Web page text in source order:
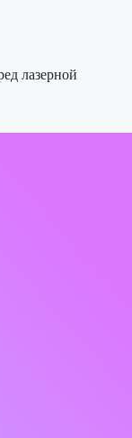
лазерной